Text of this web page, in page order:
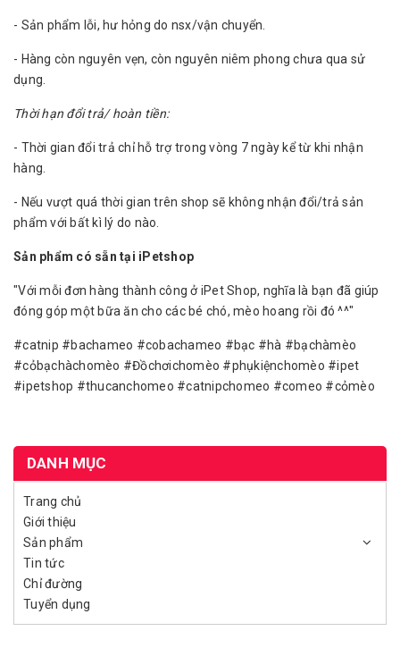
- Sản phẩm lỗi, hư hỏng do nsx/vận chuyển.
- Hàng còn nguyên vẹn, còn nguyên niêm phong chưa qua sử
dụng.
Thời hạn đổi trả/ hoàn tiền:
- Thời gian đổi trả chỉ hỗ trợ trong vòng 7 ngày kể từ khi nhận
hàng.
- Nếu vượt quá thời gian trên shop sẽ không nhận đổi/trả sản
phẩm với bất kì lý do nào.
Sản phẩm có sẵn tại iPetshop
"Với mỗi đơn hàng thành công ở iPet Shop, nghĩa là bạn đã giúp
đóng góp một bữa ăn cho các bé chó, mèo hoang rồi đó ^^"
#catnip #bachameo #cobachameo #bạc #hà #bạchàmèo
#cỏbạchàchomèo #Đồchơichomèo #phụkiệnchomèo #ipet
#ipetshop #thucanchomeo #catnipchomeo #comeo #cỏmèo
DANH MỤC
Trang chủ
Giới thiệu
Sản phẩm
Tin tức
Chỉ đường
Tuyển dụng